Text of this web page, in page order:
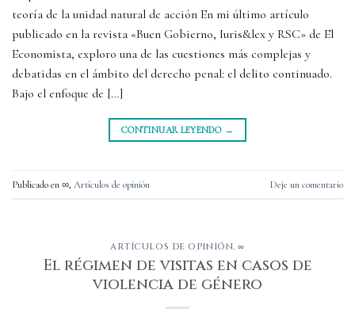
teoría de la unidad natural de acción En mi último artículo
publicado en la revista «Buen Gobierno, Iuris&lex y RSC» de El
Economista, exploro una de las cuestiones más complejas y
debatidas en el ámbito del derecho penal: el delito continuado.
Bajo el enfoque de […]
CONTINUAR LEYENDO →
Publicado en∞, Artículos de opinión Deje un comentario
ARTÍCULOS DE OPINIÓN,∞
El régimen de visitas en casos de
violencia de género